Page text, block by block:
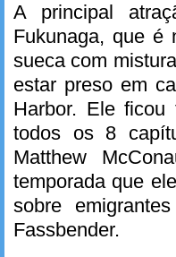
A principal
Fukunaga, que é
sueca com
estar preso em
Harbor. Ele
todos os 8
Matthew
temporada que
sobre
Fassbender.